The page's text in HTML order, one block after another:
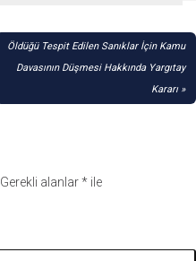
Öldüğü Tespit Edilen Sanıklar İçin Kamu
Davasının Düşmesi Hakkında Yargıtay
Kararı
Gerekli alanlar* ile